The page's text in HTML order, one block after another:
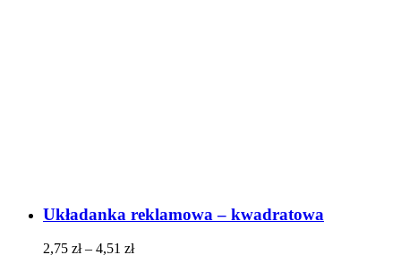
Układanka reklamowa – kwadratowa
2,75 zł– 4,51 zł